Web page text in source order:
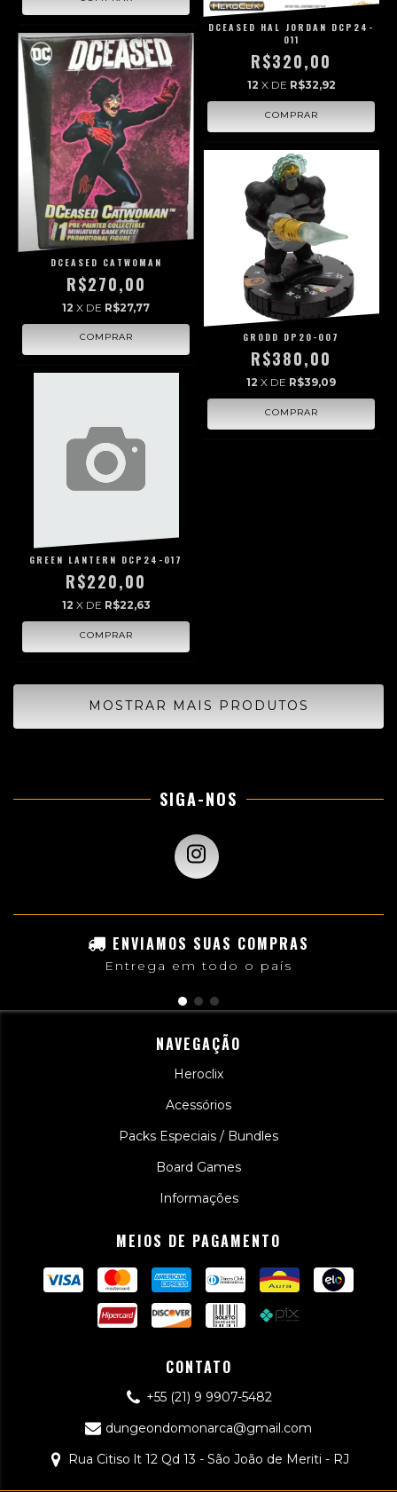
DCEASED CATWOMAN
R$270,00
12 X DE R$27,77
DCEASED HAL JORDAN DCP24-
011
R$320,00
12 X DE R$32,92
GREEN LANTERN DCP24-017
R$220,00
12 X DE R$22,63
GRODD DP20-007
R$380,00
12 X DE R$39,09
MOSTRAR MAIS PRODUTOS
SIGA-NOS
ENVIAMOS SUAS COMPRAS
Entrega em todo o país
NAVEGAÇÃO
Heroclix
Acessórios
Packs Especiais / Bundles
Board Games
Informações
MEIOS DE PAGAMENTO
CONTATO
+55 (21) 9 9907-5482
dungeondomonarca@gmail.com
Rua Citiso lt 12 Qd 13 - São João de Meriti - RJ